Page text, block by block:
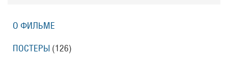
О ФИЛЬМЕ
ПОСТЕРЫ (126)